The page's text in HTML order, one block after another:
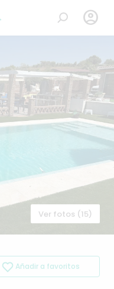

Ver fotos (15)
Añadir a favoritos